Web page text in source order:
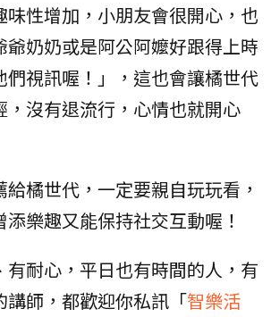
味性增加，小朋友會很開心，也
爺奶奶或是阿公阿嬤好跟得上時
們視訊喔！」，這也會讓橘世代
，沒有退流行，心情也就開心
橘世代，一定要親自玩玩看，
樂趣又能保持社交互動喔！
有耐心，平日也有時間的人，有
講師，都歡迎你私訊「智樂活